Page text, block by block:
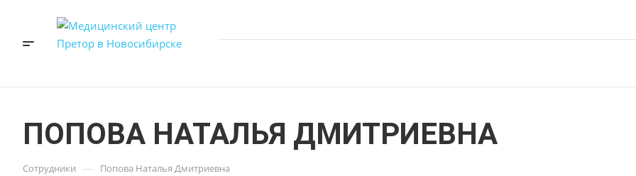
ПОПОВА НАТАЛЬЯ ДМИТРИЕВНА
Сотрудники — Попова Наталья Дмитриевна